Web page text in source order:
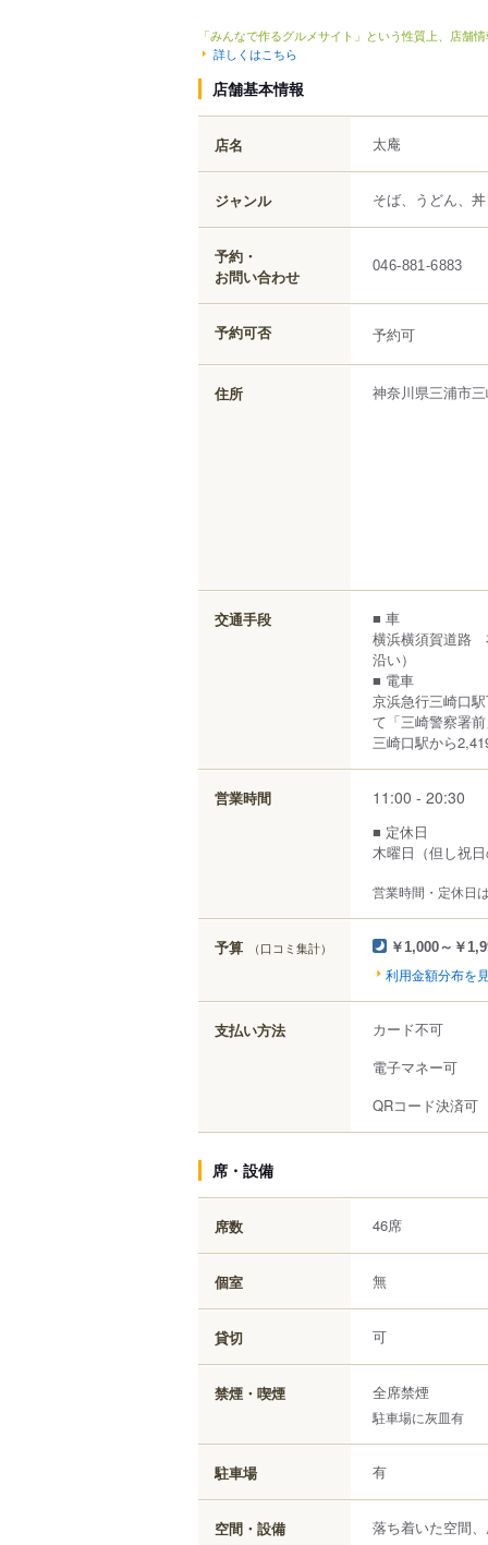
「みんなで作るグルメサイト」という性質上、店舗
詳しくはこちら
店舗基本情報
店名 太庵
ジャンル そば、うどん、丼
予約・
お問い合わせ
046-881-6883
予約可否 予約可
住所 神奈川県三浦市
交通手段
■ 車
横浜横須賀道路
沿い）
■ 電車
京浜急行三崎口
て「三崎警察署
三崎口駅から
営業時間 11:00 - 20:30
■ 定休日
木曜日（但し祝
営業時間・定休日
予算 （口コミ集計） ￥1,000～￥
利用金額分布を
支払い方法
カード不可
電子マネー可
QRコード決済可
席・設備
席数 46席
個室 無
貸切 可
禁煙・喫煙 全席禁煙
駐車場に灰皿有
駐車場 有
空間・設備 落ち着いた空間